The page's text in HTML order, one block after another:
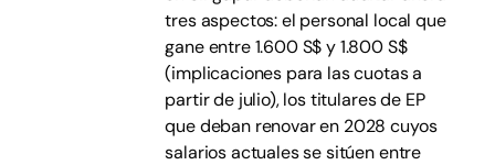
tres aspectos: el personal local que
gane entre 1.600 S$ y 1.800 S$
(implicaciones para las cuotas a
partir de julio), los titulares de EP
que deban renovar en 2028 cuyos
salarios actuales se sitúen entre